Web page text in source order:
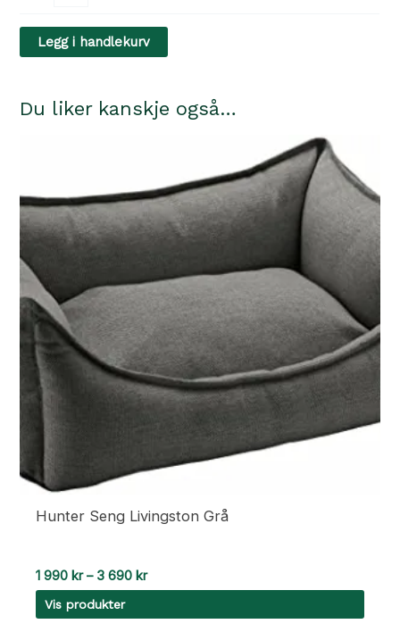
Rapid
Str.
Grå
Legg i handlekurv
Du liker kanskje også…
Hunter Seng Livingston Grå
1 990 kr – 3 690 krPrisområde:
1
til
Vis produkter